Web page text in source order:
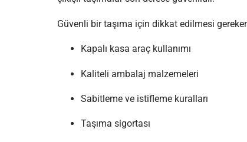
Güvenli bir taşıma için dikkat edilmesi
Kapalı kasa araç kullanımı
Kaliteli ambalaj malzemeleri
Sabitleme ve istifleme kuralları
Taşıma sigortası